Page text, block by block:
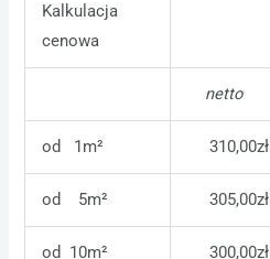
Kalkulacja
cenowa
netto
od 1m² 310,00zł
od 5m² 305,00zł
od 10m² 300,00zł